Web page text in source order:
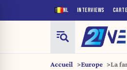
NL INTERVIEWS
Accueil Europe
La